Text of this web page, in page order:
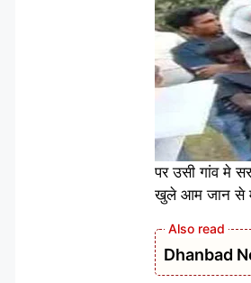
पर उसी गांव मे
खुले आम जान से
Dhanbad